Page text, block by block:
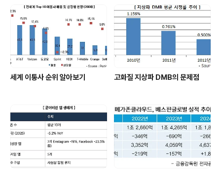
세계 이통사 순위 알아보기 고화질 지상파 DMB의 문제점